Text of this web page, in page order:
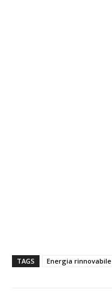
TAGS Energia rinnovabile